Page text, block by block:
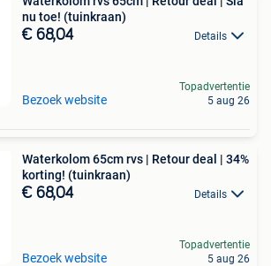
nu toe! (tuinkraan)
€ 68,04 Details
Bezoek website
Topadvertentie
5 aug 26
Waterkolom 65cm rvs | Retour deal | 34%
korting! (tuinkraan)
€ 68,04 Details
Bezoek website
Topadvertentie
5 aug 26